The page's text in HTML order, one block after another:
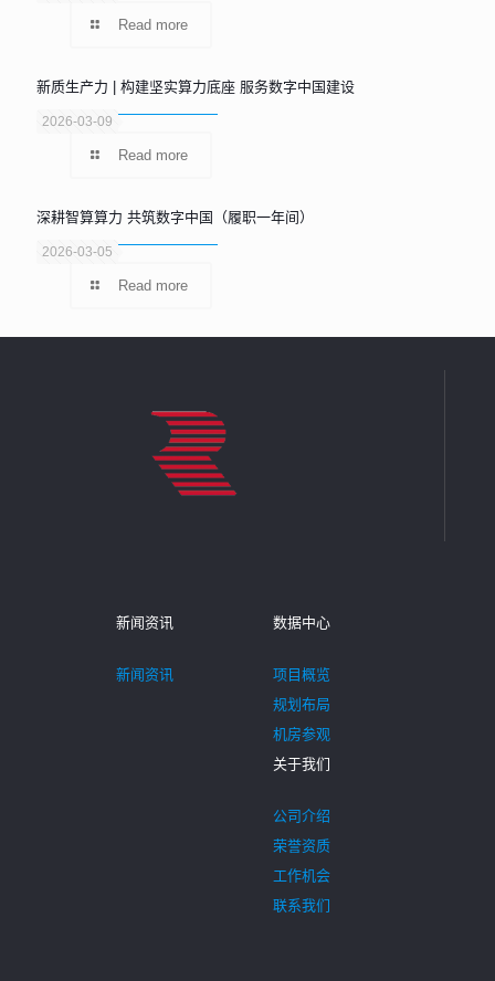
Read more
2026-03-09
新质生产力 | 构建坚实算力底座 服务数字中国建设
Read more
2026-03-05
深耕智算算力 共筑数字中国（履职一年间）
Read more
新闻资讯
新闻资讯
数据中心
项目概览
规划布局
机房参观
关于我们
公司介绍
荣誉资质
工作机会
联系我们